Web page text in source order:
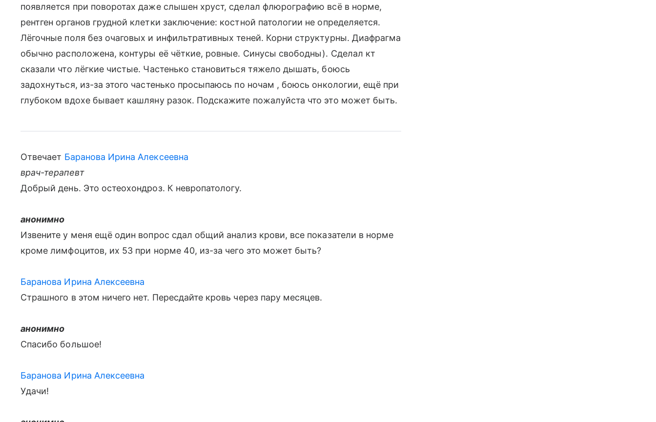
появляется при поворотах даже слышен хруст, сделал флюрографию всё в норме,
рентген органов грудной клетки заключение: костной патологии не определяется.
Лёгочные поля без очаговых и инфильтративных теней. Корни структурны. Диафрагма
обычно расположена, контуры её чёткие, ровные. Синусы свободны). Сделал кт
сказали что лёгкие чистые. Частенько становиться тяжело дышать, боюсь
задохнуться, из-за этого частенько просыпаюсь по ночам , боюсь онкологии, ещё при
глубоком вдохе бывает кашляну разок. Подскажите пожалуйста что это может быть.
Отвечает Баранова Ирина Алексеевна
врач-терапевт
Добрый день. Это остеохондроз. К невропатологу.
анонимно
Извените у меня ещё один вопрос сдал общий анализ крови, все показатели в норме
кроме лимфоцитов, их 53 при норме 40, из-за чего это может быть?
Баранова Ирина Алексеевна
Страшного в этом ничего нет. Пересдайте кровь через пару месяцев.
анонимно
Спасибо большое!
Баранова Ирина Алексеевна
Удачи!